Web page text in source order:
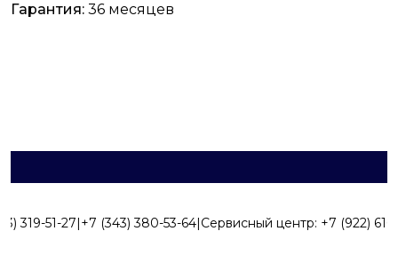
Гарантия: 36 месяцев
319-51-27|+7 (343) 380-53-64|Сервисный центр: +7 (922)